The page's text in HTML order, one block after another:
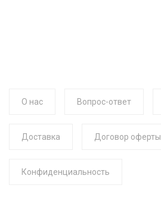
О нас Вопрос-ответ
Доставка Договор оферты
Конфиденциальность